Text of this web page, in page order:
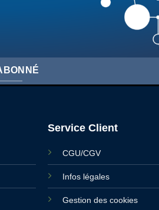
Service Client
CGU/CGV
Infos légales
Gestion des cookies